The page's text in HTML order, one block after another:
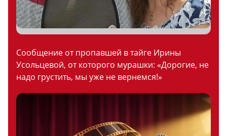
Сообщение от пропавшей в тайге Ирины
Усольцевой, от которого мурашки: «Дорогие, не
надо грустить, мы уже не вернемся!»